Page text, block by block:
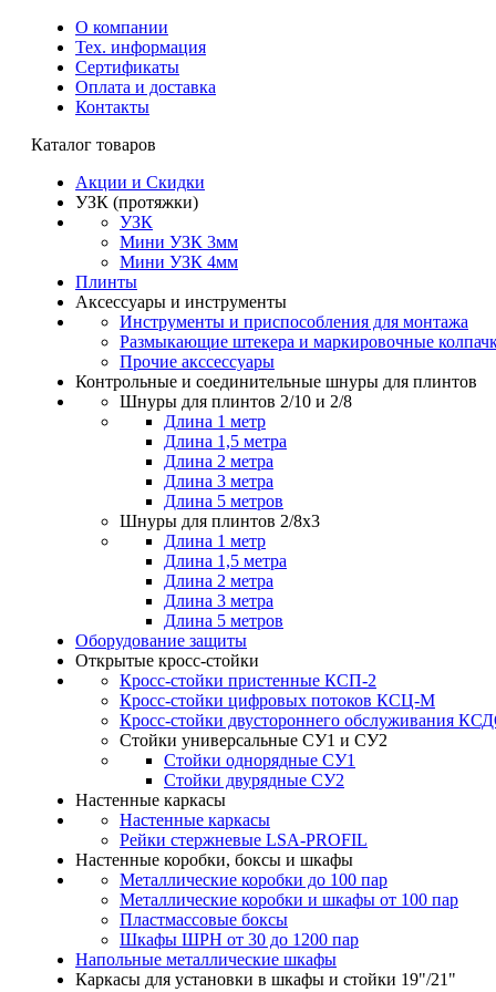
О компании
Тех. информация
Сертификаты
Оплата и доставка
Контакты
Каталог товаров
Акции и Скидки
УЗК (протяжки)
УЗК
Мини УЗК 3мм
Мини УЗК 4мм
Плинты
Аксессуары и инструменты
Инструменты и приспособления для монтажа
Размыкающие штекера и маркировочные
Прочие акссессуары
Контрольные и соединительные шнуры для плинтов
Шнуры для плинтов 2/10 и 2/8
Длина 1 метр
Длина 1,5 метра
Длина 2 метра
Длина 3 метра
Длина 5 метров
Шнуры для плинтов 2/8х3
Длина 1 метр
Длина 1,5 метра
Длина 2 метра
Длина 3 метра
Длина 5 метров
Оборудование защиты
Открытые кросс-стойки
Кросс-стойки пристенные КСП-2
Кросс-стойки цифровых потоков КСЦ-M
Кросс-стойки двустороннего обслуживания
Стойки универсальные СУ1 и СУ2
Стойки однорядные СУ1
Стойки двурядные СУ2
Настенные каркасы
Настенные каркасы
Рейки стержневые LSA-PROFIL
Настенные коробки, боксы и шкафы
Металлические коробки до 100 пар
Металлические коробки и шкафы от 100 пар
Пластмассовые боксы
Шкафы ШРН от 30 до 1200 пар
Напольные металлические шкафы
Каркасы для установки в шкафы и стойки 19"/21"